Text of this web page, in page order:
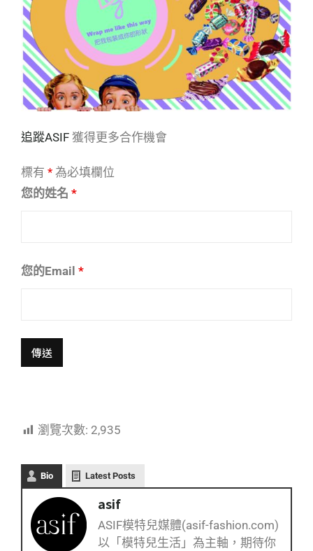
追蹤ASIF 獲得更多合作機會
標有 * 為必填欄位
您的姓名 *
您的Email *
瀏覽次數: 2,935
Bio Latest Posts
asif
ASIF模特兒媒體(asif-fashion.com)
以「模特兒生活」為主軸，期待你